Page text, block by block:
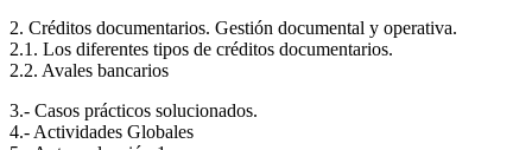
2. Créditos documentarios. Gestión documental y operativa.
2.1. Los diferentes tipos de créditos documentarios.
2.2. Avales bancarios
3.- Casos prácticos solucionados.
4.- Actividades Globales